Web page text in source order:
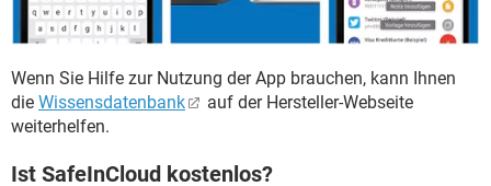
Wenn Sie Hilfe zur Nutzung der App brauchen, kann Ihnen
die Wissensdatenbank
auf der Hersteller-Webseite
weiterhelfen.
Ist SafeInCloud kostenlos?